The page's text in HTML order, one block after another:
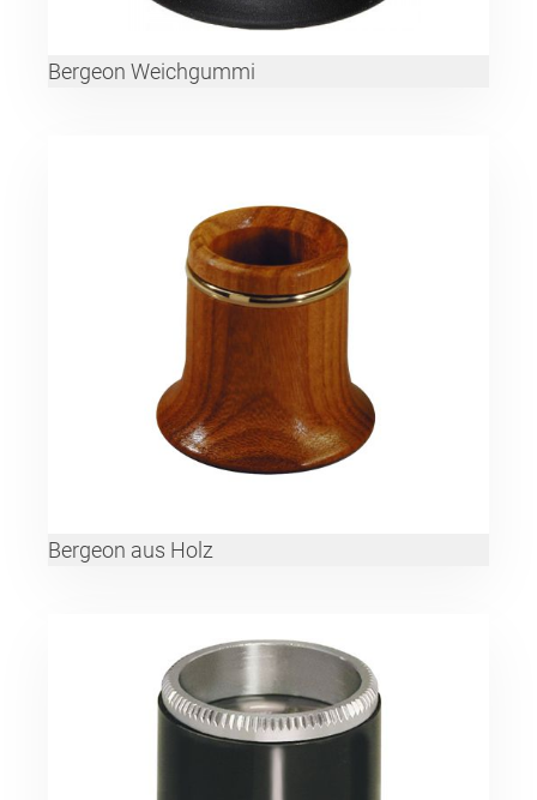
Bergeon Weichgummi
Bergeon aus Holz